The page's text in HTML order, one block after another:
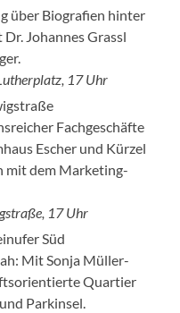
über Biografien hinter
Johannes Grassl
17 Uhr
Fachgeschäfte
Escher und Kürzel
mit dem Marketing-
17 Uhr
Süd
Mit Sonja Müller-
Quartier
Parkinsel.